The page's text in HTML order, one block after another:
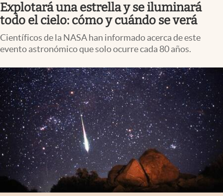
Explotará una estrella y se iluminará
todo el cielo: cómo y cuándo se verá
Científicos de la NASA han informado acerca de este
evento astronómico que solo ocurre cada 80 años.